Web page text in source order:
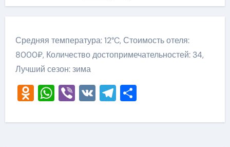
Средняя температура: 12°C, Стоимость отеля:
8000₽, Количество достопримечательностей: 34,
Лучший сезон: зима
Odnoklassniki
WhatsApp
Viber
VKTelegram
Отправить